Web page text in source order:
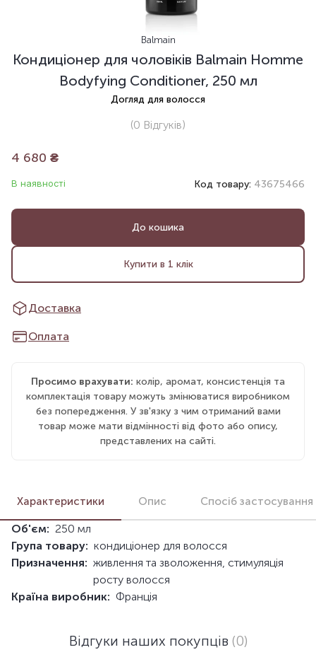
Balmain
Кондиціонер для чоловіків Balmain Homme
Bodyfying Conditioner, 250 мл
Догляд для волосся
(0 Відгуків)
4 680 ₴
В наявності Код товару: 43675466
До кошика
Купити в 1 клік
Доставка
Оплата
Просимо врахувати: колір, аромат, консистенція та
комплектація товару можуть змінюватися виробником
без попередження. У зв'язку з чим отриманий вами
товар може мати відмінності від фото або опису,
представлених на сайті.
Характеристики Опис Спосіб застосування
Об'єм: 250 мл
Група товару: кондиціонер для волосся
Призначення: живлення та зволоження, стимуляція
росту волосся
Країна виробник: Франція
Відгуки наших покупців (0)